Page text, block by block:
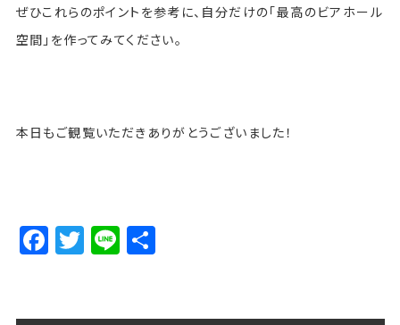
ぜひこれらのポイントを参考に、自分だけの「最高のビアホール
空間」を作ってみてください。
本日もご観覧いただきありがとうございました！
Facebook
Twitter
LineShare